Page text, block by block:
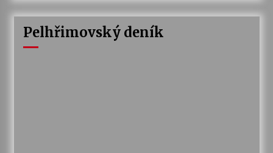
Pelhřimovský deník